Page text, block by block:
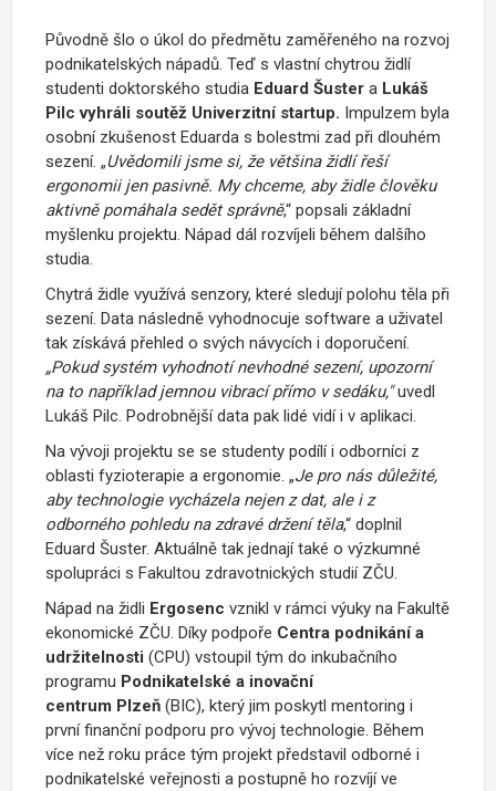
Původně šlo o úkol do předmětu zaměřeného na rozvoj
podnikatelských nápadů. Teď s vlastní chytrou židlí
studenti doktorského studia Eduard Šuster a Lukáš
Pilc vyhráli soutěž Univerzitní startup. Impulzem byla
osobní zkušenost Eduarda s bolestmi zad při dlouhém
sezení. „Uvědomili jsme si, že většina židlí řeší
ergonomii jen pasivně. My chceme, aby židle člověku
aktivně pomáhala sedět správně,“ popsali základní
myšlenku projektu. Nápad dál rozvíjeli během dalšího
studia.
Chytrá židle využívá senzory, které sledují polohu těla při
sezení. Data následně vyhodnocuje software a uživatel
tak získává přehled o svých návycích i doporučení.
„Pokud systém vyhodnotí nevhodné sezení, upozorní
na to například jemnou vibrací přímo v sedáku,"uvedl
Lukáš Pilc. Podrobnější data pak lidé vidí i v aplikaci.
Na vývoji projektu se se studenty podílí i odborníci z
oblasti fyzioterapie a ergonomie. „Je pro nás důležité,
aby technologie vycházela nejen z dat, ale i z
odborného pohledu na zdravé držení těla,“ doplnil
Eduard Šuster. Aktuálně tak jednají také o výzkumné
spolupráci s Fakultou zdravotnických studií ZČU.
Nápad na židli Ergosenc vznikl v rámci výuky na Fakultě
ekonomické ZČU. Díky podpoře Centra podnikání a
udržitelnosti (CPU) vstoupil tým do inkubačního
programu Podnikatelské a inovační
centrum Plzeň (BIC), který jim poskytl mentoring i
první finanční podporu pro vývoj technologie. Během
více než roku práce tým projekt představil odborné i
podnikatelské veřejnosti a postupně ho rozvíjí ve